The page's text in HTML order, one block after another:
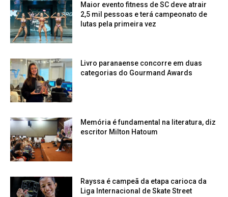
Maior evento fitness de SC deve atrair
2,5 mil pessoas e terá campeonato de
lutas pela primeira vez
Livro paranaense concorre em duas
categorias do Gourmand Awards
Memória é fundamental na literatura, diz
escritor Milton Hatoum
Rayssa é campeã da etapa carioca da
Liga Internacional de Skate Street